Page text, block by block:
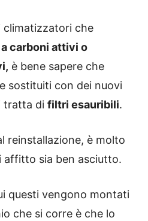
climatizzatori che
carboni attivi o
è bene sapere che
sostituiti con dei nuovi
tratta di filtri esauribili.
reinstallazione, è molto
sia ben asciutto.
questi vengono montati
che si corre è che lo